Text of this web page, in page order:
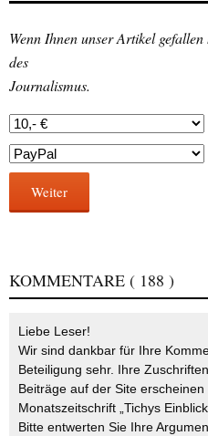
Wenn Ihnen unser Artikel
des
Journalismus.
Weiter
KOMMENTARE ( 188 )
Liebe Leser!
Wir sind dankbar für Ihre
Beteiligung sehr. Ihre
Beiträge auf der Site
Monatszeitschrift „Tichys
Bitte entwerten Sie Ihre